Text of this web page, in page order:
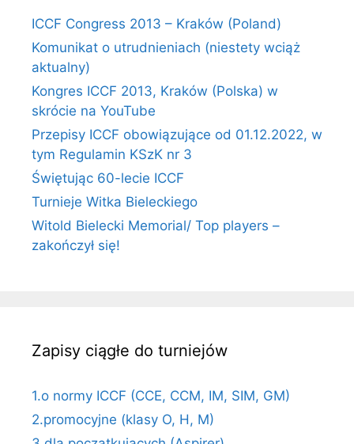
ICCF Congress 2013 – Kraków (Poland)
Komunikat o utrudnieniach (niestety wciąż
aktualny)
Kongres ICCF 2013, Kraków (Polska) w
skrócie na YouTube
Przepisy ICCF obowiązujące od 01.12.2022, w
tym Regulamin KSzK nr 3
Świętując 60-lecie ICCF
Turnieje Witka Bieleckiego
Witold Bielecki Memorial/ Top players –
zakończył się!
Zapisy ciągłe do turniejów
1.o normy ICCF (CCE, CCM, IM, SIM, GM)
2.promocyjne (klasy O, H, M)